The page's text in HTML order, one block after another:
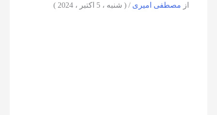
از مصطفی امیری/( شنبه ، 5 اکتبر ، 2024 )